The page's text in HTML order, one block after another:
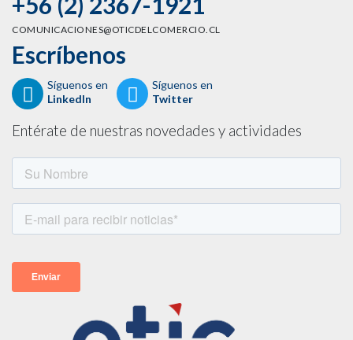
COMUNICACIONES@OTICDELCOMERCIO.CL
Escríbenos
Síguenos en
LinkedIn
Síguenos en
Twitter
Entérate de nuestras novedades y actividades